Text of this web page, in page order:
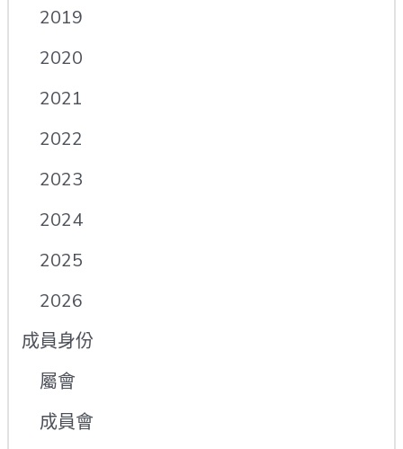
2019
2020
2021
2022
2023
2024
2025
2026
成員身份
屬會
成員會